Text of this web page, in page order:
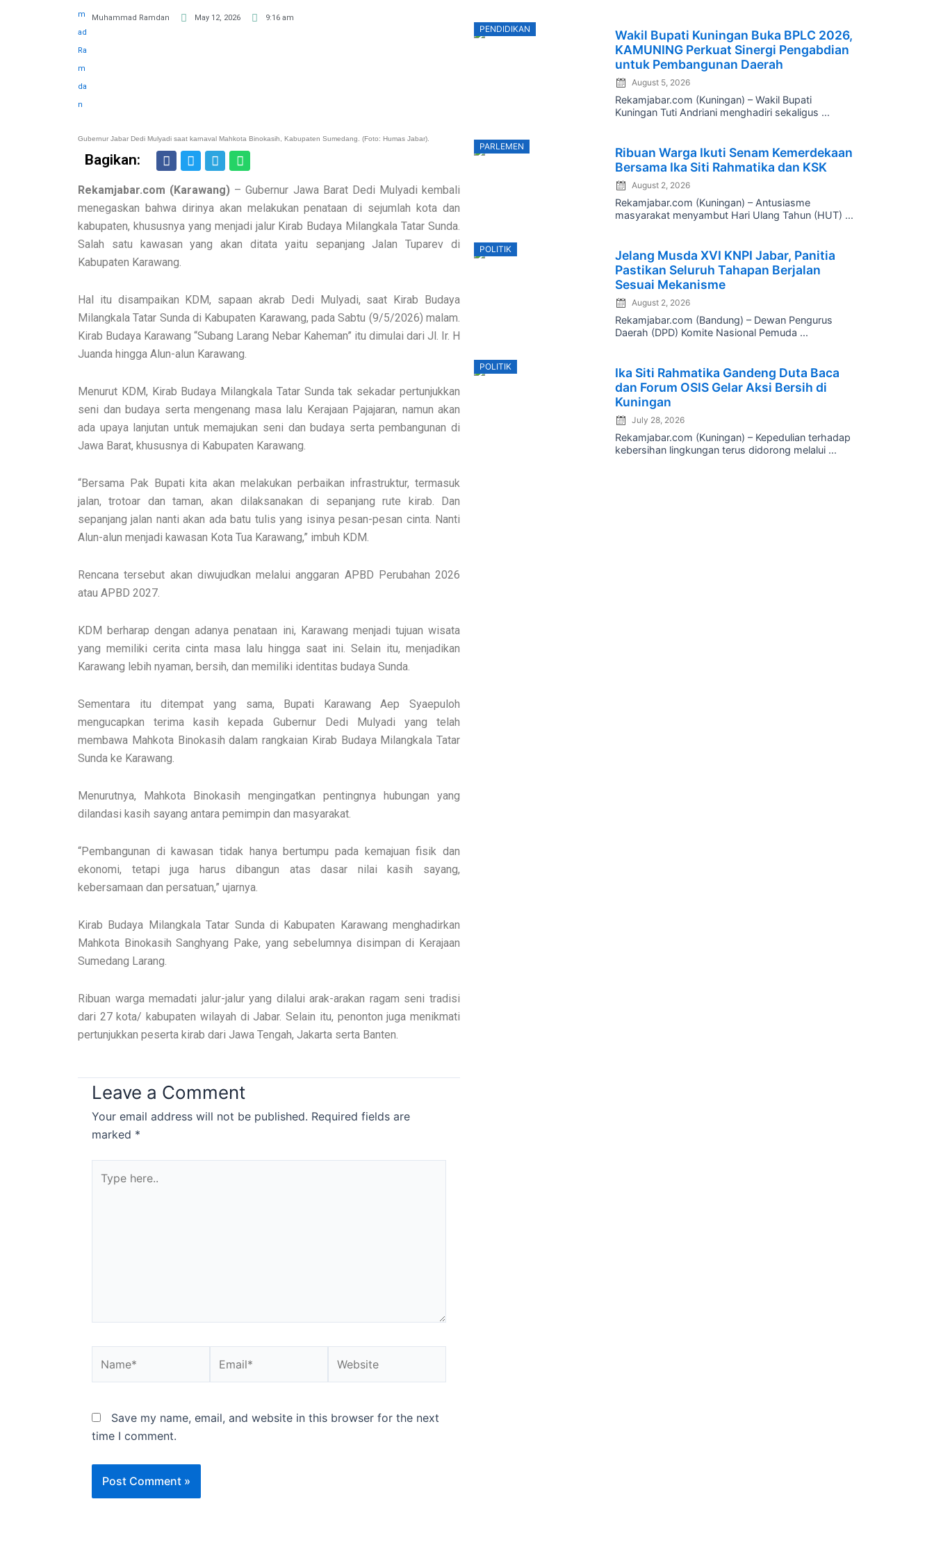
Muhammad Ramdan May 12, 2026 9:16 am
Gubernur Jabar Dedi Mulyadi saat karnaval Mahkota Binokasih, Kabupaten Sumedang. (Foto: Humas Jabar).
Bagikan:
Rekamjabar.com (Karawang) – Gubernur Jawa Barat Dedi Mulyadi kembali
menegaskan bahwa dirinya akan melakukan penataan di sejumlah kota dan
kabupaten, khususnya yang menjadi jalur Kirab Budaya Milangkala Tatar Sunda.
Salah satu kawasan yang akan ditata yaitu sepanjang Jalan Tuparev di
Kabupaten Karawang.
Hal itu disampaikan KDM, sapaan akrab Dedi Mulyadi, saat Kirab Budaya
Milangkala Tatar Sunda di Kabupaten Karawang, pada Sabtu (9/5/2026) malam.
Kirab Budaya Karawang “Subang Larang Nebar Kaheman” itu dimulai dari Jl. Ir. H
Juanda hingga Alun-alun Karawang.
Menurut KDM, Kirab Budaya Milangkala Tatar Sunda tak sekadar pertunjukkan
seni dan budaya serta mengenang masa lalu Kerajaan Pajajaran, namun akan
ada upaya lanjutan untuk memajukan seni dan budaya serta pembangunan di
Jawa Barat, khususnya di Kabupaten Karawang.
“Bersama Pak Bupati kita akan melakukan perbaikan infrastruktur, termasuk
jalan, trotoar dan taman, akan dilaksanakan di sepanjang rute kirab. Dan
sepanjang jalan nanti akan ada batu tulis yang isinya pesan-pesan cinta. Nanti
Alun-alun menjadi kawasan Kota Tua Karawang,” imbuh KDM.
Rencana tersebut akan diwujudkan melalui anggaran APBD Perubahan 2026
atau APBD 2027.
KDM berharap dengan adanya penataan ini, Karawang menjadi tujuan wisata
yang memiliki cerita cinta masa lalu hingga saat ini. Selain itu, menjadikan
Karawang lebih nyaman, bersih, dan memiliki identitas budaya Sunda.
Sementara itu ditempat yang sama, Bupati Karawang Aep Syaepuloh
mengucapkan terima kasih kepada Gubernur Dedi Mulyadi yang telah
membawa Mahkota Binokasih dalam rangkaian Kirab Budaya Milangkala Tatar
Sunda ke Karawang.
Menurutnya, Mahkota Binokasih mengingatkan pentingnya hubungan yang
dilandasi kasih sayang antara pemimpin dan masyarakat.
“Pembangunan di kawasan tidak hanya bertumpu pada kemajuan fisik dan
ekonomi, tetapi juga harus dibangun atas dasar nilai kasih sayang,
kebersamaan dan persatuan,” ujarnya.
Kirab Budaya Milangkala Tatar Sunda di Kabupaten Karawang menghadirkan
Mahkota Binokasih Sanghyang Pake, yang sebelumnya disimpan di Kerajaan
Sumedang Larang.
Ribuan warga memadati jalur-jalur yang dilalui arak-arakan ragam seni tradisi
dari 27 kota/ kabupaten wilayah di Jabar. Selain itu, penonton juga menikmati
pertunjukkan peserta kirab dari Jawa Tengah, Jakarta serta Banten.
Leave a Comment
Your email address will not be published. Required fields are
marked *
here..
Save my name, email, and website in this browser for the next
time I comment.
PENDIDIKAN
Wakil Bupati Kuningan Buka BPLC 2026,
KAMUNING Perkuat Sinergi Pengabdian
untuk Pembangunan Daerah
on
August 5, 2026
Rekamjabar.com (Kuningan) – Wakil Bupati
Kuningan Tuti Andriani menghadiri sekaligus ...
PARLEMEN
Ribuan Warga Ikuti Senam Kemerdekaan
Bersama Ika Siti Rahmatika dan KSK
on
August 2, 2026
Rekamjabar.com (Kuningan) – Antusiasme
masyarakat menyambut Hari Ulang Tahun (HUT) ...
POLITIK
Jelang Musda XVI KNPI Jabar, Panitia
Pastikan Seluruh Tahapan Berjalan
Sesuai Mekanisme
on
August 2, 2026
Rekamjabar.com (Bandung) – Dewan Pengurus
Daerah (DPD) Komite Nasional Pemuda ...
POLITIK
Ika Siti Rahmatika Gandeng Duta Baca
dan Forum OSIS Gelar Aksi Bersih di
Kuningan
on
July 28, 2026
Rekamjabar.com (Kuningan) – Kepedulian terhadap
kebersihan lingkungan terus didorong melalui ...